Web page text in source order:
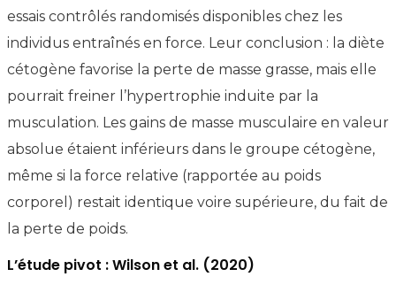
essais contrôlés randomisés disponibles chez les
individus entraînés en force. Leur conclusion : la diète
cétogène favorise la perte de masse grasse, mais elle
pourrait freiner l’hypertrophie induite par la
musculation. Les gains de masse musculaire en valeur
absolue étaient inférieurs dans le groupe cétogène,
même si la force relative (rapportée au poids
corporel) restait identique voire supérieure, du fait de
la perte de poids.
L’étude pivot : Wilson et al. (2020)